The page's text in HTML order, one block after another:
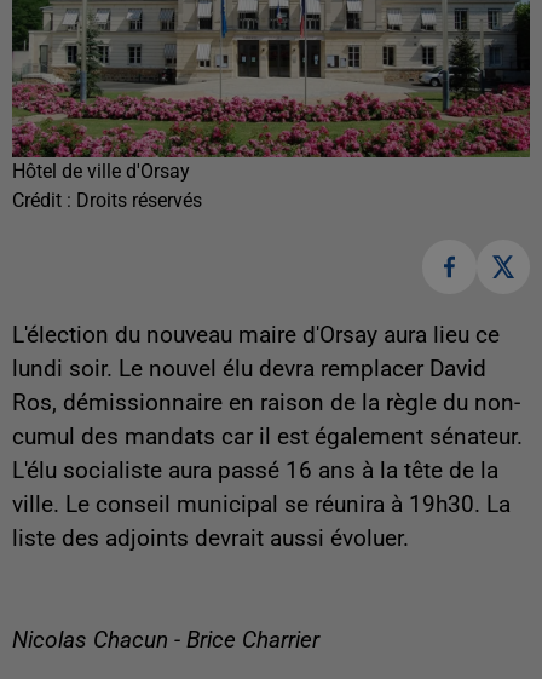
Hôtel de ville d'Orsay
Crédit : Droits réservés
L'élection du nouveau maire d'Orsay aura lieu ce
lundi soir. Le nouvel élu devra remplacer David
Ros, démissionnaire en raison de la règle du non-
cumul des mandats car il est également sénateur.
L'élu socialiste aura passé 16 ans à la tête de la
ville. Le conseil municipal se réunira à 19h30. La
liste des adjoints devrait aussi évoluer.
Nicolas Chacun - Brice Charrier